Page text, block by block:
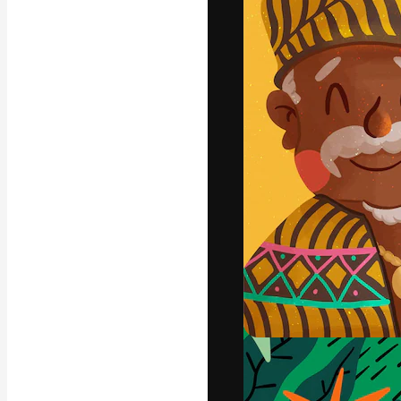
La plataforma
trabajo. Más
entre creativos,
estudios.
Español
Copyright ©